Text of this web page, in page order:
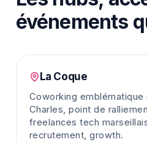
événements
La Coque
Coworking emblématique
Charles, point de
freelances tech
recrutement, growth.